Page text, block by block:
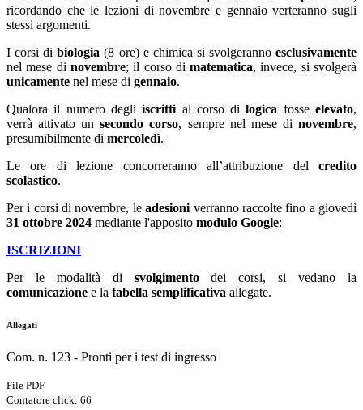
ricordando che le lezioni di novembre e gennaio verteranno sugli
stessi argomenti.
I corsi dibiologia (8 ore) e chimica si svolgerannoesclusivamente
nel mese di novembre; il corso dimatematica, invece, si svolgerà
unicamente nel mese di gennaio.
Qualora il numero degliiscritti al corso dilogica fosseelevato,
verrà attivato unsecondo corso, sempre nel mese dinovembre,
presumibilmente di mercoledì.
Le ore di lezione concorreranno all’attribuzione del credito
scolastico.
Per i corsi di novembre, leadesioni verranno raccolte fino a giovedì
31 ottobre 2024 mediante l'apposito modulo Google:
ISCRIZIONI
Per le modalità di svolgimentodei corsi, si vedano la
comunicazione e la tabella semplificativa allegate.
Allegati
Com. n. 123 - Pronti per i test di ingresso
File PDF
Contatore click: 66